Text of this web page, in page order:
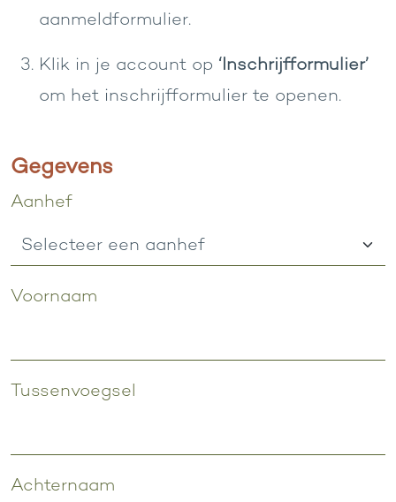
aanmeldformulier.
Klik in je account op ‘Inschrijfformulier’
om het inschrijfformulier te openen.
Gegevens
Persoonsgegevens
Aanhef
Voornaam
Tussenvoegsel
Achternaam